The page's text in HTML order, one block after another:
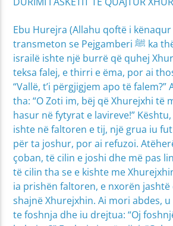
Ebu Hurejra (Allahu qoftë i kënaqur
transmeton se Pejgamberi ﷺ ka thënë: “Ndër benu
israilë ishte një burrë që quhej
teksa falej, e thirri e ëma, por ai
“Vallë, t’i përgjigjem apo të
tha: “O Zoti im, bëj që Xhurejxhi të
hasur në fytyrat e lavireve!”
ishte në faltoren e tij, një grua iu
për ta joshur, por ai refuzoi.
çoban, të cilin e joshi dhe më pas
të cilin tha se e kishte me
ia prishën faltoren, e nxorën
shajnë Xhurejxhin. Ai mori abdes,
te foshnja dhe iu drejtua: “Oj